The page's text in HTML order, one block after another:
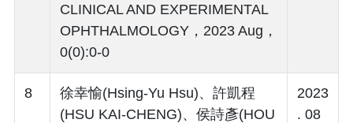
CLINICAL AND EXPERIMENTAL
OPHTHALMOLOGY，2023 Aug，
0(0):0-0
8
徐幸愉(Hsing-Yu Hsu)、許凱程
(HSU KAI-CHENG)、侯詩彥(HOU
2023
. 08